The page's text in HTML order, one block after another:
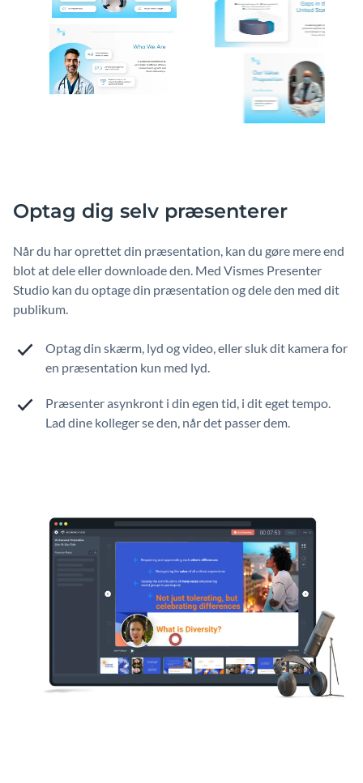
Optag dig selv præsenterer
Når du har oprettet din præsentation, kan du gøre mere end
blot at dele eller downloade den. Med Vismes Presenter
Studio kan du optage din præsentation og dele den med dit
publikum.
Optag din skærm, lyd og video, eller sluk dit kamera for
en præsentation kun med lyd.
Præsenter asynkront i din egen tid, i dit eget tempo.
Lad dine kolleger se den, når det passer dem.